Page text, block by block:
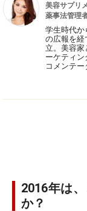
美容サプリ
薬事法管理
学生時代か
の広報を経
立。美容
ーケティ
コメンテー
2016年は
か？